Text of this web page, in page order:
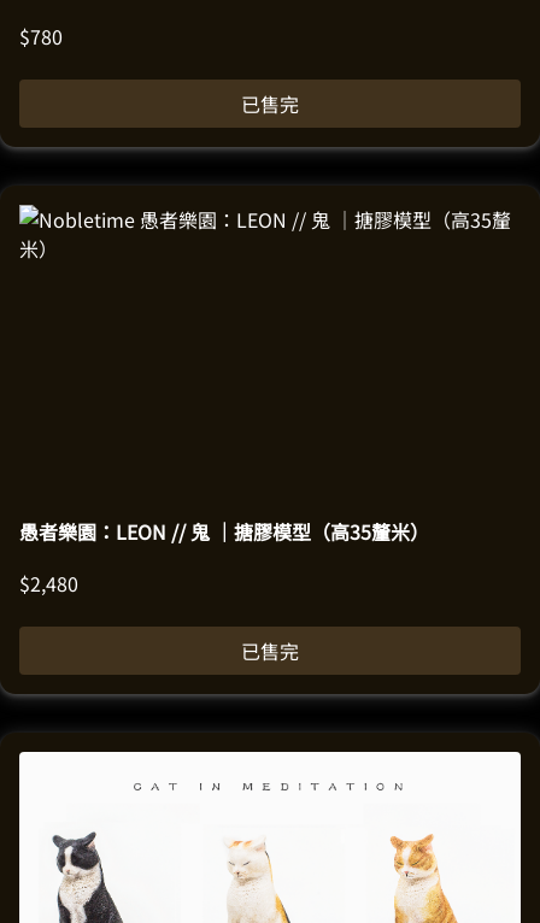
$780
已售完
愚者樂園：LEON // 鬼 ｜搪膠模型（高35釐米）
$2,480
已售完